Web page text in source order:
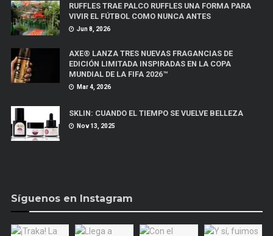
RUFFLES TRAE PALCO RUFFLES UNA FORMA PARA
VIVIR EL FÚTBOL COMO NUNCA ANTES
Jun 8, 2026
AXE® LANZA TRES NUEVAS FRAGANCIAS DE
EDICIÓN LIMITADA INSPIRADAS EN LA COPA
MUNDIAL DE LA FIFA 2026™
Mar 4, 2026
SKLIN: CUANDO EL TIEMPO SE VUELVE BELLEZA
Nov 13, 2025
Síguenos en Instagram